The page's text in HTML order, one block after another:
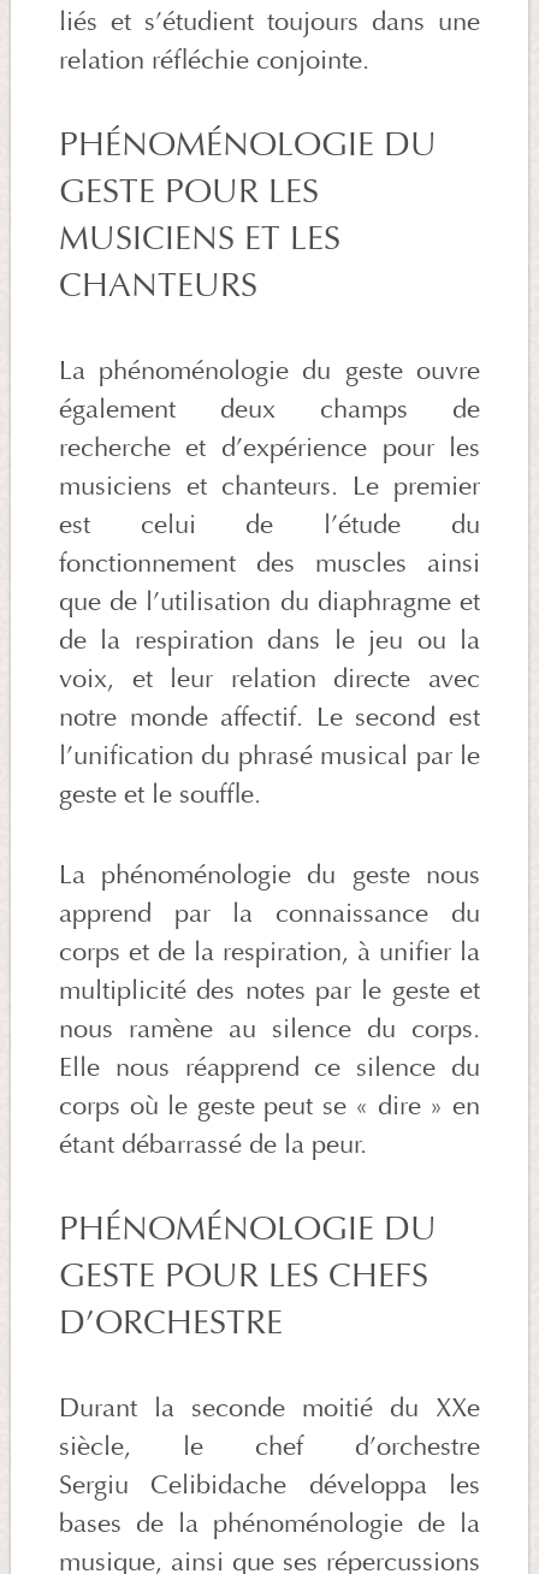
liés et s’étudient toujours dans une
relation réfléchie conjointe.
PHÉNOMÉNOLOGIE DU
GESTE POUR LES
MUSICIENS ET LES
CHANTEURS
La phénoménologie du geste ouvre
également deux champs de
recherche et d’expérience pour les
musiciens et chanteurs. Le premier
est celui de l’étude du
fonctionnement des muscles ainsi
que de l’utilisation du diaphragme et
de la respiration dans le jeu ou la
voix, et leur relation directe avec
notre monde affectif. Le second est
l’unification du phrasé musical par le
geste et le souffle.
La phénoménologie du geste nous
apprend par la connaissance du
corps et de la respiration, à unifier la
multiplicité des notes par le geste et
nous ramène au silence du corps.
Elle nous réapprend ce silence du
corps où le geste peut se « dire » en
étant débarrassé de la peur.
PHÉNOMÉNOLOGIE DU
GESTE POUR LES CHEFS
D’ORCHESTRE
Durant la seconde moitié du XXe
siècle, le chef d’orchestre
Sergiu Celibidache développa les
bases de la phénoménologie de la
musique, ainsi que ses répercussions